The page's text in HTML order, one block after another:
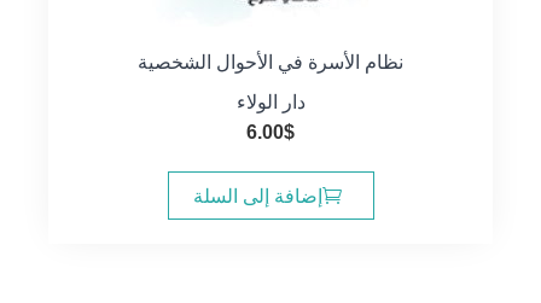
نظام الأسرة في الأحوال الشخصية
دار الولاء
6.00$
إضافة إلى السلة